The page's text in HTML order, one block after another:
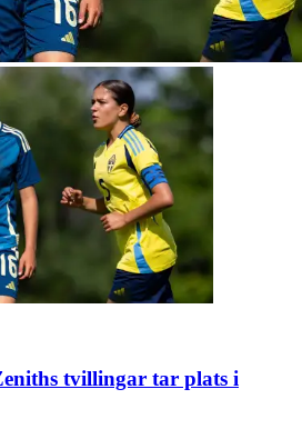
tvillingar tar plats i